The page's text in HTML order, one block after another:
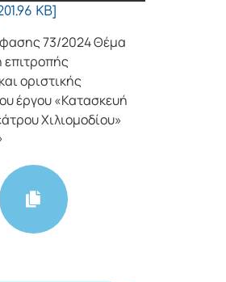
KB]
73/2024 Θέμα
οριστικής
έργου «Κατασκευή
Χιλιομοδίου»